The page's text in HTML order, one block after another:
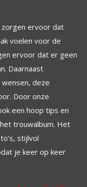
zorgen ervoor dat
voelen voor de
ervoor dat er geen
Daarnaast
deze
Door onze
een hoop tips en
trouwalbum. Het
stijlvol
je keer op keer